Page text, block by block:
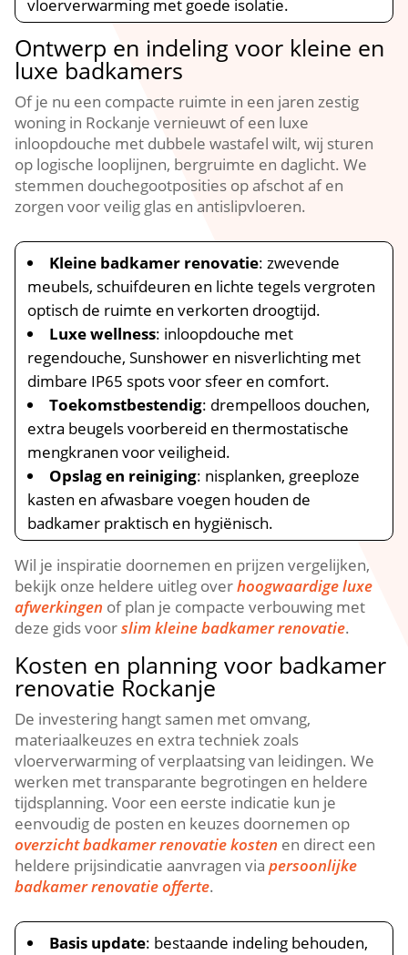
vloerverwarming met goede isolatie.​
Ontwerp en indeling voor kleine en
luxe badkamers
Of je nu een compacte ruimte in een jaren zestig
woning in Rockanje vernieuwt of een luxe
inloopdouche met dubbele wastafel wilt, wij sturen
op logische looplijnen, bergruimte en daglicht.​ We
stemmen douchegootposities op afschot af en
zorgen voor veilig glas en antislipvloeren.​
Kleine badkamer renovatie: zwevende
meubels, schuifdeuren en lichte tegels vergroten
optisch de ruimte en verkorten droogtijd.​
Luxe wellness: inloopdouche met
regendouche, Sunshower en nisverlichting met
dimbare IP65 spots voor sfeer en comfort.​
Toekomstbestendig: drempelloos douchen,
extra beugels voorbereid en thermostatische
mengkranen voor veiligheid.​
Opslag en reiniging: nisplanken, greeploze
kasten en afwasbare voegen houden de
badkamer praktisch en hygiënisch.​
Wil je inspiratie doornemen en prijzen vergelijken,
bekijk onze heldere uitleg overhoogwaardige luxe
afwerkingen of plan je compacte verbouwing met
deze gids voorslim kleine badkamer renovatie.​
Kosten en planning voor badkamer
renovatie Rockanje
De investering hangt samen met omvang,
materiaalkeuzes en extra techniek zoals
vloerverwarming of verplaatsing van leidingen.​ We
werken met transparante begrotingen en heldere
tijdsplanning.​ Voor een eerste indicatie kun je
eenvoudig de posten en keuzes doornemen op
overzicht badkamer renovatie kosten en direct een
heldere prijsindicatie aanvragen viapersoonlijke
badkamer renovatie offerte.​
Basis update: bestaande indeling behouden,